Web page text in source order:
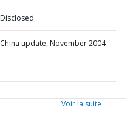
Disclosed
China update, November 2004
Voir la suite